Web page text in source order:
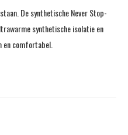
De synthetische Never Stop-
synthetische isolatie en
en comfortabel.